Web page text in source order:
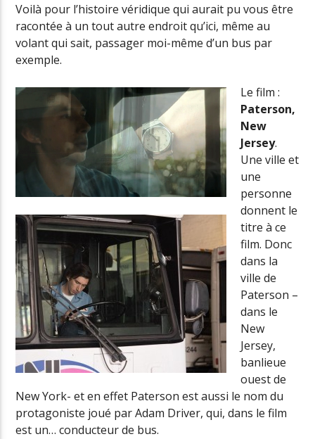
Voilà pour l’histoire véridique qui aurait pu vous être
racontée à un tout autre endroit qu’ici, même au
volant qui sait, passager moi-même d’un bus par
exemple.
Le film :
Paterson,
New
Jersey.
Une ville et
une
personne
donnent le
titre à ce
film. Donc
dans la
ville de
Paterson –
dans le
New
Jersey,
banlieue
ouest de
New York- et en effet Paterson est aussi le nom du
protagoniste joué par Adam Driver, qui, dans le film
est un… conducteur de bus.